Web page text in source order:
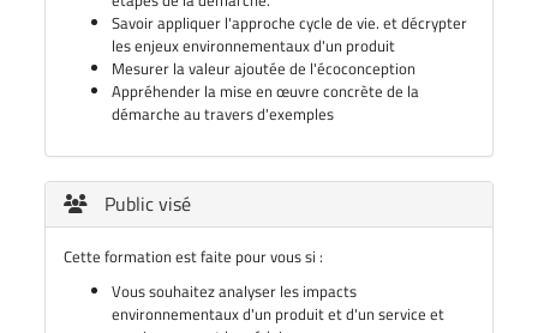
Savoir appliquer l'approche cycle de vie. et décrypter
les enjeux environnementaux d'un produit
Mesurer la valeur ajoutée de l'écoconception
Appréhender la mise en œuvre concrète de la
démarche au travers d'exemples
Public visé
Cette formation est faite pour vous si :
Vous souhaitez analyser les impacts
environnementaux d'un produit et d'un service et